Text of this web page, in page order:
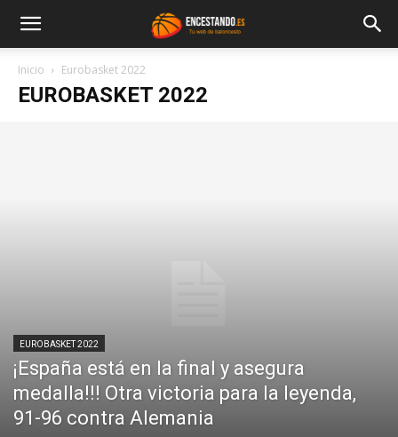
Inicio Eurobasket 2022
EUROBASKET 2022
EUROBASKET 2022
¡España está en la final y asegura
medalla!!! Otra victoria para la leyenda,
91-96 contra Alemania